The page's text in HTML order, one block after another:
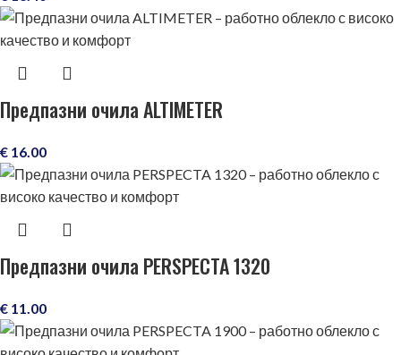
Предпазни очила ALTIMETER
€ 16.00
Предпазни очила PERSPECTA 1320
€ 11.00